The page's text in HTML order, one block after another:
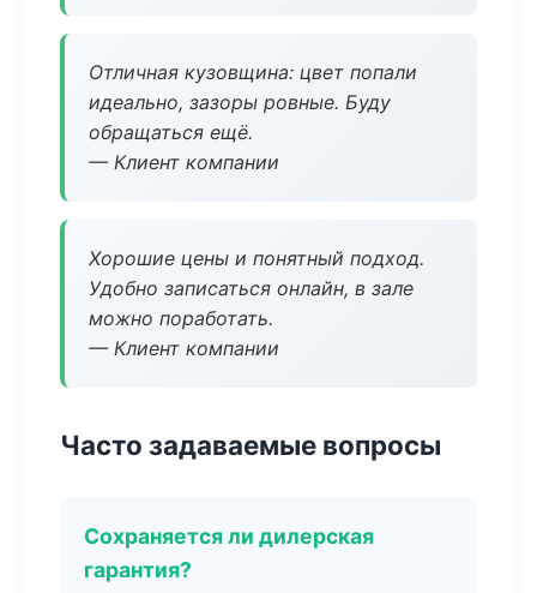
Отличная кузовщина: цвет попали
идеально, зазоры ровные. Буду
обращаться ещё.
— Клиент компании
Хорошие цены и понятный подход.
Удобно записаться онлайн, в зале
можно поработать.
— Клиент компании
Часто задаваемые вопросы
Сохраняется ли дилерская
гарантия?